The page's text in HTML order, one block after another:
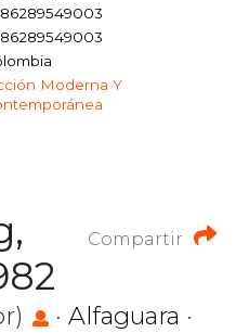
Moderna Y
Compartir
· Alfaguara ·